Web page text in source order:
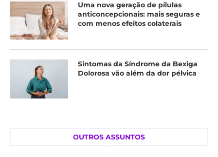
Uma nova geração de pílulas
anticoncepcionais: mais seguras e
com menos efeitos colaterais
Sintomas da Síndrome da Bexiga
Dolorosa vão além da dor pélvica
OUTROS ASSUNTOS